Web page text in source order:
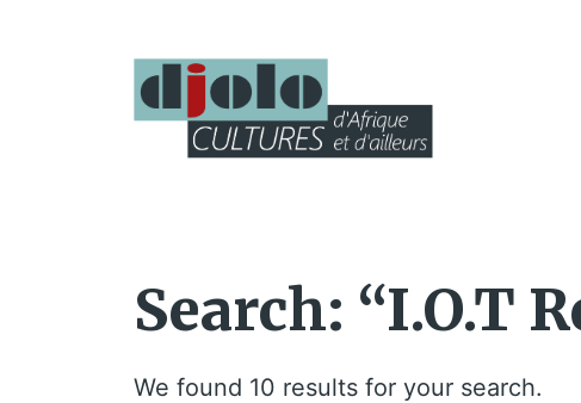
Search: “I.O.T
We found 10 results for your search.